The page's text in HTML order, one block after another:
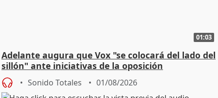
01:03
Adelante augura que Vox "se colocará del lado del
sillón" ante iniciativas de la oposición
Sonido Totales 01/08/2026